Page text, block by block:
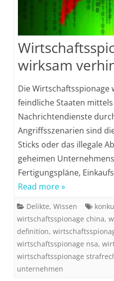
wirksam
Die
feindliche Staaten
Nachrichtendienste
Angriffsszenarien sind
Sticks oder das illegale
geheimen
Fertigungspläne,
Read more »
Delikte, Wissen
wirtschaftsspionage china,
definition,
wirtschaftsspionage nsa,
wirtschaftsspionage
unternehmen